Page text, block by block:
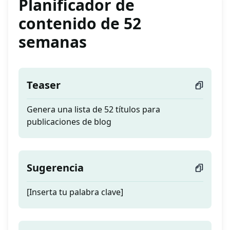
Planificador de
contenido de 52
semanas
Teaser
Genera una lista de 52 títulos para
publicaciones de blog
Sugerencia
[Inserta tu palabra clave]